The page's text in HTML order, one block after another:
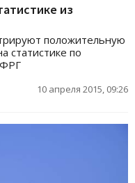
из
положительную
статистике по
10 апреля 2015, 09:26